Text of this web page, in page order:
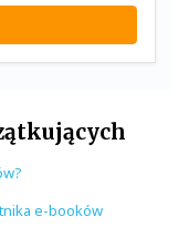
e-booków